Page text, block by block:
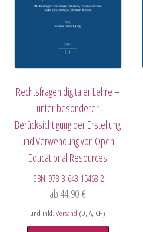
Rechtsfragen digitaler Lehre –
unter besonderer
Berücksichtigung der Erstellung
und Verwendung von Open
Educational Resources
ISBN:978-3-643-15468-2
ab44,90€
und inkl.Versand (D, A, CH)